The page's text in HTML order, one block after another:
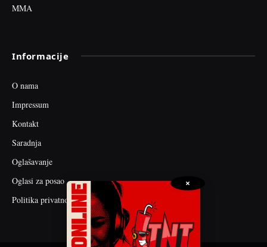
MMA
Informacije
O nama
Impressum
Kontakt
Saradnja
Oglašavanje
Oglasi za posao
Politika privatnosti
×